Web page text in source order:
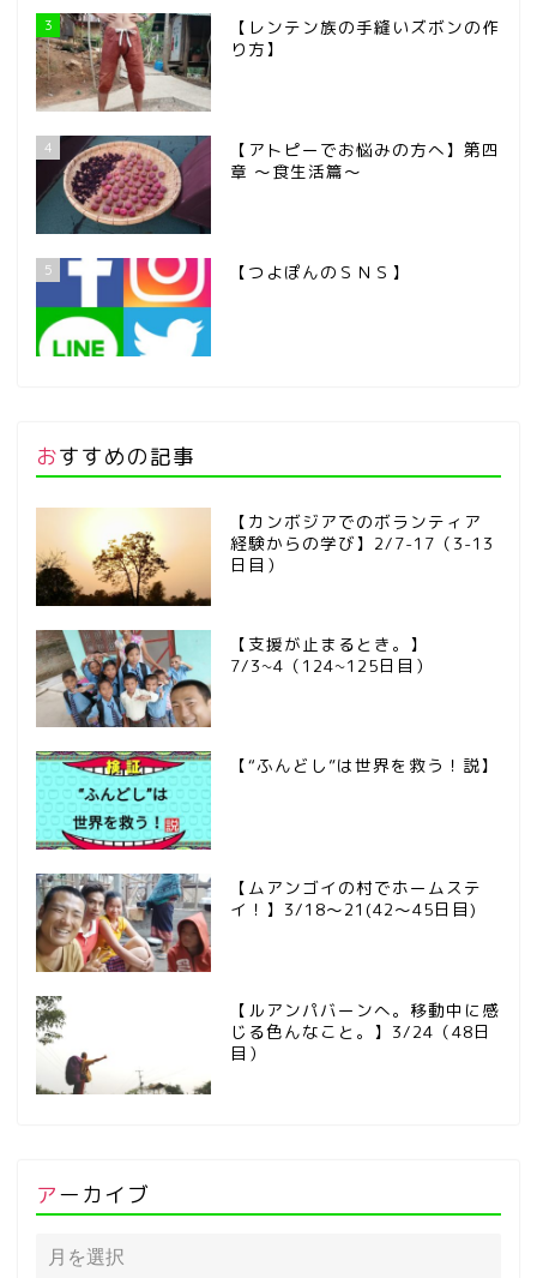
3
【レンテン族の手縫いズボンの作
り方】
4
【アトピーでお悩みの方へ】第四
章 ～食生活篇～
5 【つよぽんのＳＮＳ】
おすすめの記事
【カンボジアでのボランティア
経験からの学び】2/7-17（3-13
日目）
【支援が止まるとき。】
7/3~4（124~125日目）
【“ふんどし”は世界を救う！説】
【ムアンゴイの村でホームステ
イ！】3/18～21(42～45日目)
【ルアンパバーンへ。移動中に感
じる色んなこと。】3/24（48日
目）
アーカイブ